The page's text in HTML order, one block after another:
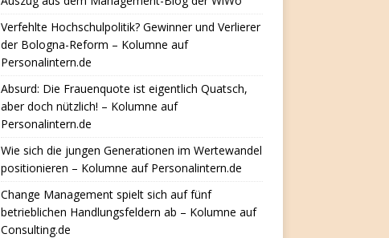
Verfehlte Hochschulpolitik? Gewinner und Verlierer
der Bologna-Reform – Kolumne auf
Personalintern.de
Absurd: Die Frauenquote ist eigentlich Quatsch,
aber doch nützlich! – Kolumne auf
Personalintern.de
Wie sich die jungen Generationen im Wertewandel
positionieren – Kolumne auf Personalintern.de
Change Management spielt sich auf fünf
betrieblichen Handlungsfeldern ab – Kolumne auf
Consulting.de